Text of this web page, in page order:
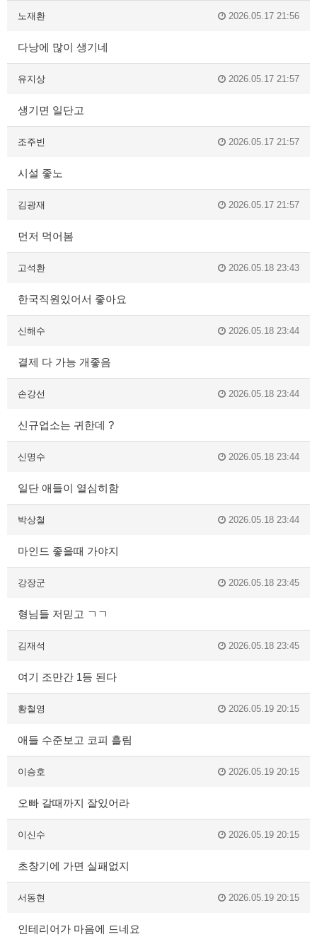
노재환 2026.05.17 21:56
다낭에 많이 생기네
유지상 2026.05.17 21:57
생기면 일단고
조주빈 2026.05.17 21:57
시설 좋노
김광재 2026.05.17 21:57
먼저 먹어봄
고석환 2026.05.18 23:43
한국직원있어서 좋아요
신해수 2026.05.18 23:44
결제 다 가능 개좋음
손강선 2026.05.18 23:44
신규업소는 귀한데 ?
신명수 2026.05.18 23:44
일단 애들이 열심히함
박상철 2026.05.18 23:44
마인드 좋을때 가야지
강장군 2026.05.18 23:45
형님들 저믿고 ㄱㄱ
김재석 2026.05.18 23:45
여기 조만간 1등 된다
황철영 2026.05.19 20:15
애들 수준보고 코피 흘림
이승호 2026.05.19 20:15
오빠 갈때까지 잘있어라
이신수 2026.05.19 20:15
초창기에 가면 실패없지
서동현 2026.05.19 20:15
인테리어가 마음에 드네요